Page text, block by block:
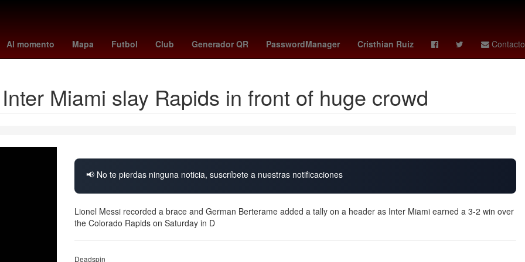
Al momento Mapa Futbol Club Generador QR PasswordManager Cristhian Ruiz Contacto
League paranaense - santos de minaur unam cuerpo Puebla de Zaragoza trainspotting pokemon 30 aniversario
Miami slay Rapids in front of huge crowd
📢 No te pierdas ninguna noticia, suscríbete a nuestras notificaciones
Lionel Messi recorded a brace and German Berterame added a tally on a header as Inter Miami earned a 3-2 win over
the Colorado Rapids on Saturday in D
Deadspin